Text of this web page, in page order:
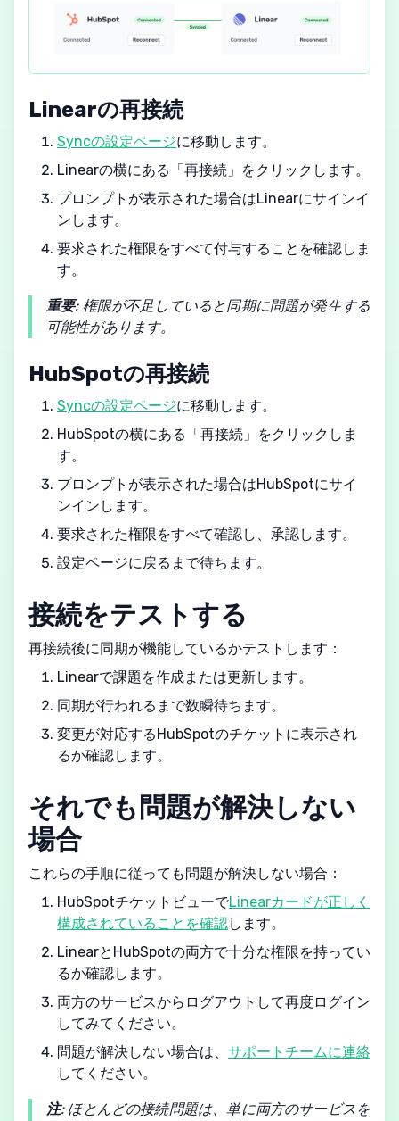
Linearの再接続
Syncの設定ページに移動します。
Linearの横にある「再接続」をクリックします。
プロンプトが表示された場合はLinearにサインイ
ンします。
要求された権限をすべて付与することを確認しま
す。
重要: 権限が不足していると同期に問題が発生する
可能性があります。
HubSpotの再接続
Syncの設定ページに移動します。
HubSpotの横にある「再接続」をクリックしま
す。
プロンプトが表示された場合はHubSpotにサイ
ンインします。
要求された権限をすべて確認し、承認します。
設定ページに戻るまで待ちます。
接続をテストする
再接続後に同期が機能しているかテストします：
Linearで課題を作成または更新します。
同期が行われるまで数瞬待ちます。
変更が対応するHubSpotのチケットに表示され
るか確認します。
それでも問題が解決しない
場合
これらの手順に従っても問題が解決しない場合：
HubSpotチケットビューでLinearカードが正しく
構成されていることを確認します。
LinearとHubSpotの両方で十分な権限を持ってい
るか確認します。
両方のサービスからログアウトして再度ログイン
してみてください。
問題が解決しない場合は、 サポートチームに連絡
してください。
注: ほとんどの接続問題は、単に両方のサービスを